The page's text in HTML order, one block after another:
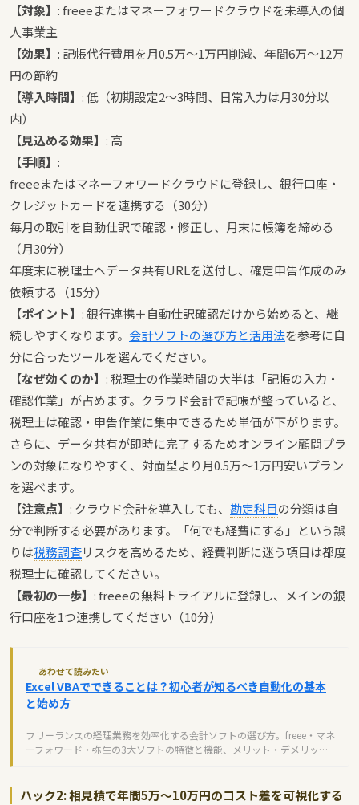
【対象】 : freeeまたはマネーフォワードクラウドを未導入の個
人事業主
【効果】 : 記帳代行費用を月0.5万〜1万円削減、年間6万〜12万
円の節約
【導入時間】 : 低（初期設定2〜3時間、日常入力は月30分以
内）
【見込める効果】 : 高
【手順】 :
freeeまたはマネーフォワードクラウドに登録し、銀行口座・
クレジットカードを連携する（30分）
毎月の取引を自動仕訳で確認・修正し、月末に帳簿を締める
（月30分）
年度末に税理士へデータ共有URLを送付し、確定申告作成のみ
依頼する（15分）
【ポイント】 : 銀行連携＋自動仕訳確認だけから始めると、継
続しやすくなります。 会計ソフトの選び方と活用法を参考に自
分に合ったツールを選んでください。
【なぜ効くのか】 : 税理士の作業時間の大半は「記帳の入力・
確認作業」が占めます。クラウド会計で記帳が整っていると、
税理士は確認・申告作業に集中できるため単価が下がります。
さらに、データ共有が即時に完了するためオンライン顧問プラ
ンの対象になりやすく、対面型より月0.5万〜1万円安いプラン
を選べます。
【注意点】 : クラウド会計を導入しても、 勘定科目の分類は自
分で判断する必要があります。「何でも経費にする」という誤
りは税務調査リスクを高めるため、経費判断に迷う項目は都度
税理士に確認してください。
【最初の一歩】 : freeeの無料トライアルに登録し、メインの銀
行口座を1つ連携してください（10分）
あわせて読みたい
Excel VBAでできることは？初心者が知るべき自動化の基本
と始め方
フリーランスの経理業務を効率化する会計ソフトの選び方。freee・マネ
ーフォワード・弥生の3大ソフトの特徴と機能、メリット・デメリット
ハック2: 相見積で年間5万〜10万円のコスト差を可視化する